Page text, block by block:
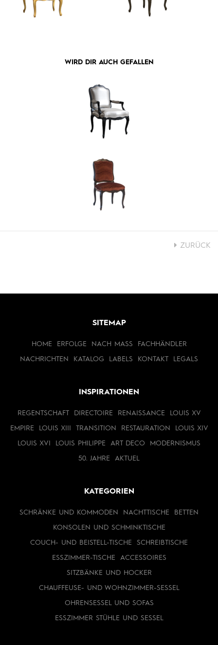
WIRD DIR AUCH GEFALLEN
ZURÜCK
SITEMAP
HOME ERFOLGE NACH MASS FACHHÄNDLER
NACHRICHTEN KATALOG LABELS KONTAKT LEGALS
INSPIRATIONEN
REGENTSCHAFT DIRECTOIRE RENAISSANCE LOUIS XV
EMPIRE LOUIS XIII TRANSITION RESTAURATION LOUIS XIV
LOUIS XVI LOUIS PHILIPPE ART DECO MODERNISMUS
50. JAHRE AKTUEL
KATEGORIEN
SCHRÄNKE UND KOMMODEN NACHTTISCHE BETTEN
KONSOLEN UND SCHMINKTISCHE
COUCH- UND BEISTELL-TISCHE SCHREIBTISCHE
ESSZIMMER-TISCHE ACCESSOIRES
SITZBÄNKE UND HOCKER
CHAUFFEUSE- UND WOHNZIMMER-SESSEL
OHRENSESSEL UND SOFAS
ESSZIMMER STÜHLE UND SESSEL